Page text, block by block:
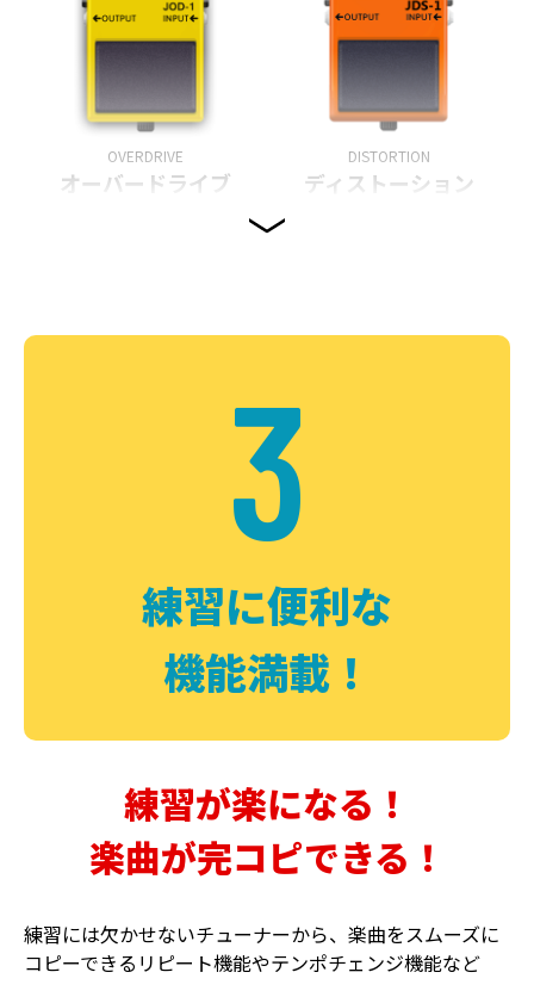
OVERDRIVE
オーバードライブ
DISTORTION
ディストーション
DELAY PHASER
3
練習に便利な
機能満載！
練習が楽になる！
楽曲が完コピできる！
練習には欠かせないチューナーから、楽曲をスムーズに
コピーできるリピート機能やテンポチェンジ機能など